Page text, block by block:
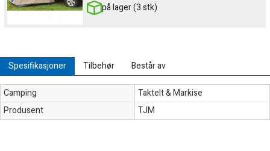
på lager (3 stk)
Spesifikasjoner Tilbehør Består av
Camping
Taktelt & Markise
Produsent
TJM